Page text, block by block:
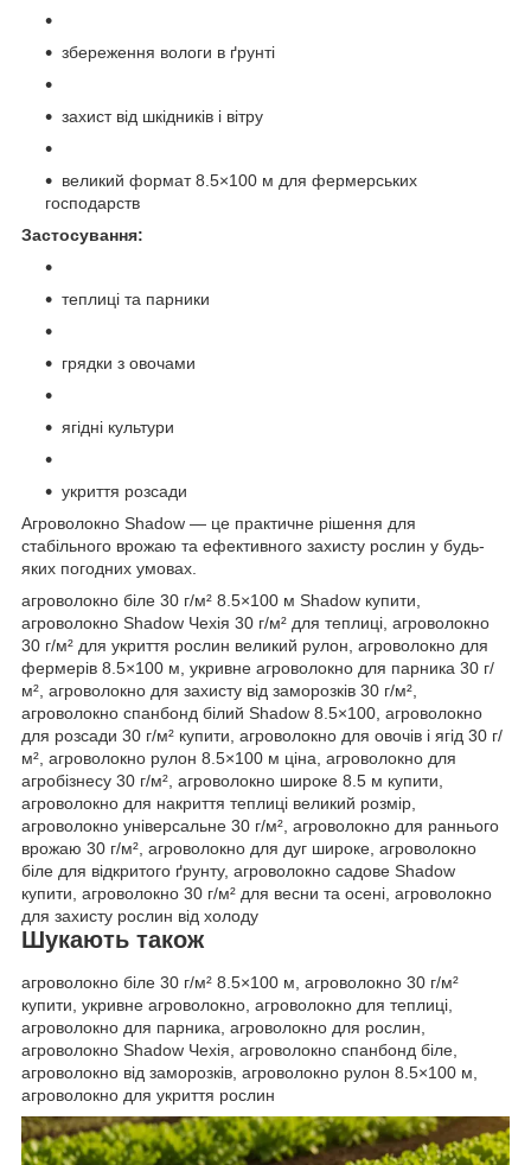
збереження вологи в ґрунті
захист від шкідників і вітру
великий формат 8.5×100 м для фермерських
господарств
Застосування:
теплиці та парники
грядки з овочами
ягідні культури
укриття розсади
Агроволокно Shadow — це практичне рішення для
стабільного врожаю та ефективного захисту рослин у будь-
яких погодних умовах.
агроволокно біле 30 г/м² 8.5×100 м Shadow купити,
агроволокно Shadow Чехія 30 г/м² для теплиці, агроволокно
30 г/м² для укриття рослин великий рулон, агроволокно для
фермерів 8.5×100 м, укривне агроволокно для парника 30 г/
м², агроволокно для захисту від заморозків 30 г/м²,
агроволокно спанбонд білий Shadow 8.5×100, агроволокно
для розсади 30 г/м² купити, агроволокно для овочів і ягід 30 г/
м², агроволокно рулон 8.5×100 м ціна, агроволокно для
агробізнесу 30 г/м², агроволокно широке 8.5 м купити,
агроволокно для накриття теплиці великий розмір,
агроволокно універсальне 30 г/м², агроволокно для раннього
врожаю 30 г/м², агроволокно для дуг широке, агроволокно
біле для відкритого ґрунту, агроволокно садове Shadow
купити, агроволокно 30 г/м² для весни та осені, агроволокно
для захисту рослин від холоду
Шукають також
агроволокно біле 30 г/м² 8.5×100 м, агроволокно 30 г/м²
купити, укривне агроволокно, агроволокно для теплиці,
агроволокно для парника, агроволокно для рослин,
агроволокно Shadow Чехія, агроволокно спанбонд біле,
агроволокно від заморозків, агроволокно рулон 8.5×100 м,
агроволокно для укриття рослин